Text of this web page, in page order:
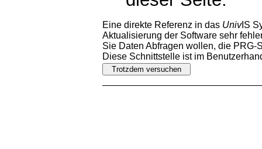
Eine direkte Referenz in das UnivIS
Aktualisierung der Software sehr
Sie Daten Abfragen wollen, die PRG-
Diese Schnittstelle ist im